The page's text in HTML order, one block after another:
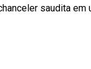
saudita